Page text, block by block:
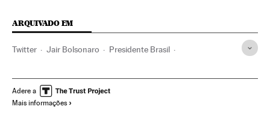
ARQUIVADO EM
Twitter Jair Bolsonaro Presidente Brasil
Governo Brasil Festas populares
Folclore
Adere a
Mais informações